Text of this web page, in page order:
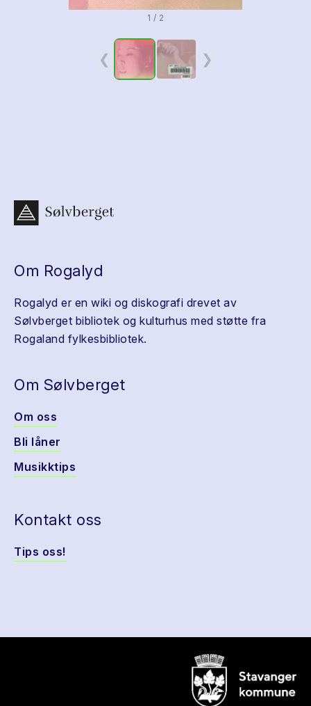
1 / 2
❮ ❯
Om Rogalyd
Rogalyd er en wiki og diskografi drevet av
Sølvberget bibliotek og kulturhus med støtte fra
Rogaland fylkesbibliotek.
Om Sølvberget
Om oss
Bli låner
Musikktips
Kontakt oss
Tips oss!